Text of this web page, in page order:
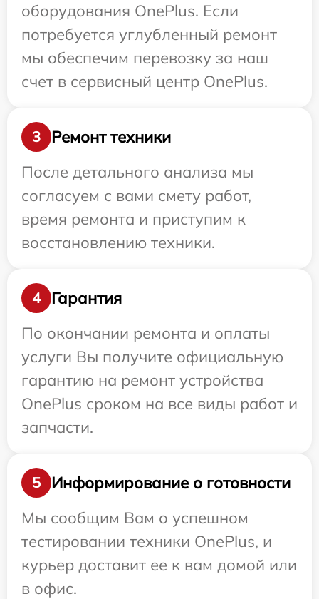
оборудования OnePlus. Если
потребуется углубленный ремонт
мы обеспечим перевозку за наш
счет в сервисный центр OnePlus.
3
Ремонт техники
После детального анализа мы
согласуем с вами смету работ,
время ремонта и приступим к
восстановлению техники.
4
Гарантия
По окончании ремонта и оплаты
услуги Вы получите официальную
гарантию на ремонт устройства
OnePlus сроком на все виды работ и
запчасти.
5
Информирование о готовности
Мы сообщим Вам о успешном
тестировании техники OnePlus, и
курьер доставит ее к вам домой или
в офис.